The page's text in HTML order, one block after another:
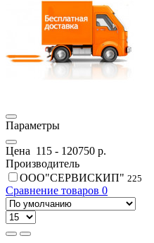
Параметры
Цена 115 - 120750 р.
Производитель
ООО"СЕРВИСКИП" 225
Сравнение товаров 0